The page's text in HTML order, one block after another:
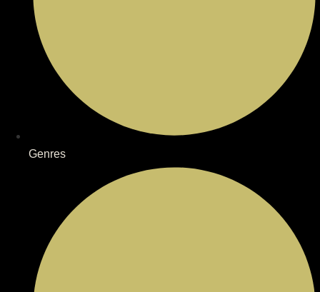
Genres